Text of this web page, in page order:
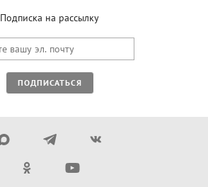
Подписка на рассылку
ПОДПИСАТЬСЯ